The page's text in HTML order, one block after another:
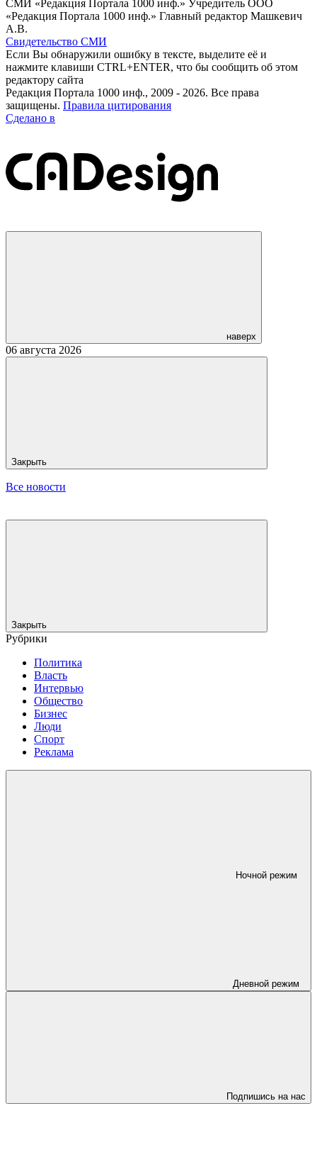
СМИ «Редакция Портала 1000 инф.» Учредитель ООО
«Редакция Портала 1000 инф.» Главный редактор Машкевич
А.В.
Свидетельство СМИ
Если Вы обнаружили ошибку в тексте, выделите её и
нажмите клавиши CTRL+ENTER, что бы сообщить об этом
редактору сайта
Редакция Портала 1000 инф., 2009 - 2026. Все права
защищены. Правила цитирования
Сделано в
наверх
06 августа 2026
Закрыть
Все новости
Закрыть
Рубрики
Политика
Власть
Интервью
Общество
Бизнес
Люди
Спорт
Реклама
Ночной режим
Дневной режим
Подпишись на нас